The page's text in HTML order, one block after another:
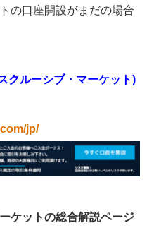
の口座開設がまだの場合
クルーシブ・マーケット)
jp/
ケットの総合解説ページ